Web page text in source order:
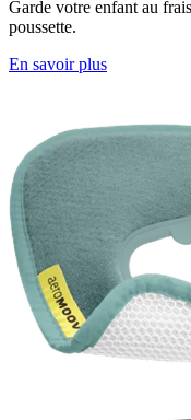
Garde votre enfant au
poussette.
En savoir plus